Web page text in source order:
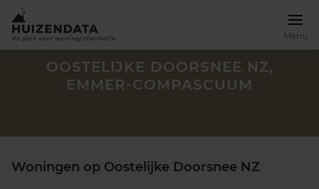
Menu
OOSTELIJKE DOORSNEE NZ,
EMMER-COMPASCUUM
Woningen op Oostelijke Doorsnee NZ